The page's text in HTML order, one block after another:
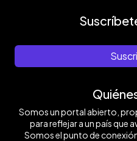
Somos un portal abierto,
para reflejar a un país que
Somos el punto de